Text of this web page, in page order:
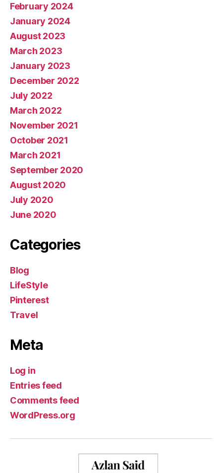
February 2024
January 2024
August 2023
March 2023
January 2023
December 2022
July 2022
March 2022
November 2021
October 2021
March 2021
September 2020
August 2020
July 2020
June 2020
Categories
Blog
LifeStyle
Pinterest
Travel
Meta
Log in
Entries feed
Comments feed
WordPress.org